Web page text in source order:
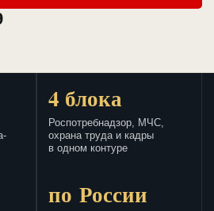
4 блока
Роспотребнадзор, МЧС,
охрана труда и кадры
в одном контуре
по России